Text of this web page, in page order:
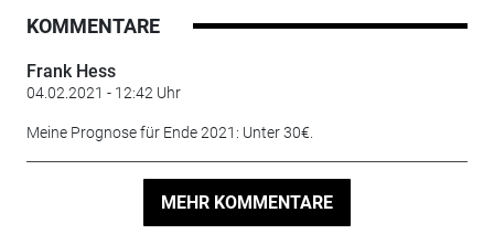
KOMMENTARE
Frank Hess
04.02.2021 - 12:42 Uhr
Meine Prognose für Ende 2021: Unter 30€.
MEHR KOMMENTARE